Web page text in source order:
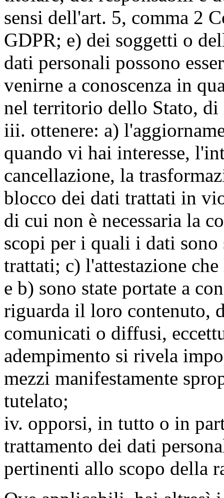
sensi dell'art. 5, comma 2
GDPR; e) dei soggetti o
dati personali possono
venirne a conoscenza in
nel territorio dello Stato,
iii. ottenere: a)
quando vi hai interesse,
cancellazione, la
blocco dei dati trattati in
di cui non è necessaria la
scopi per i quali i dati sono
trattati; c) l'attestazione
e b) sono state portate a
riguarda il loro contenuto,
comunicati o diffusi,
adempimento si rivela
mezzi manifestamente
tutelato;
iv. opporsi, in tutto o in
trattamento dei dati
pertinenti allo scopo della